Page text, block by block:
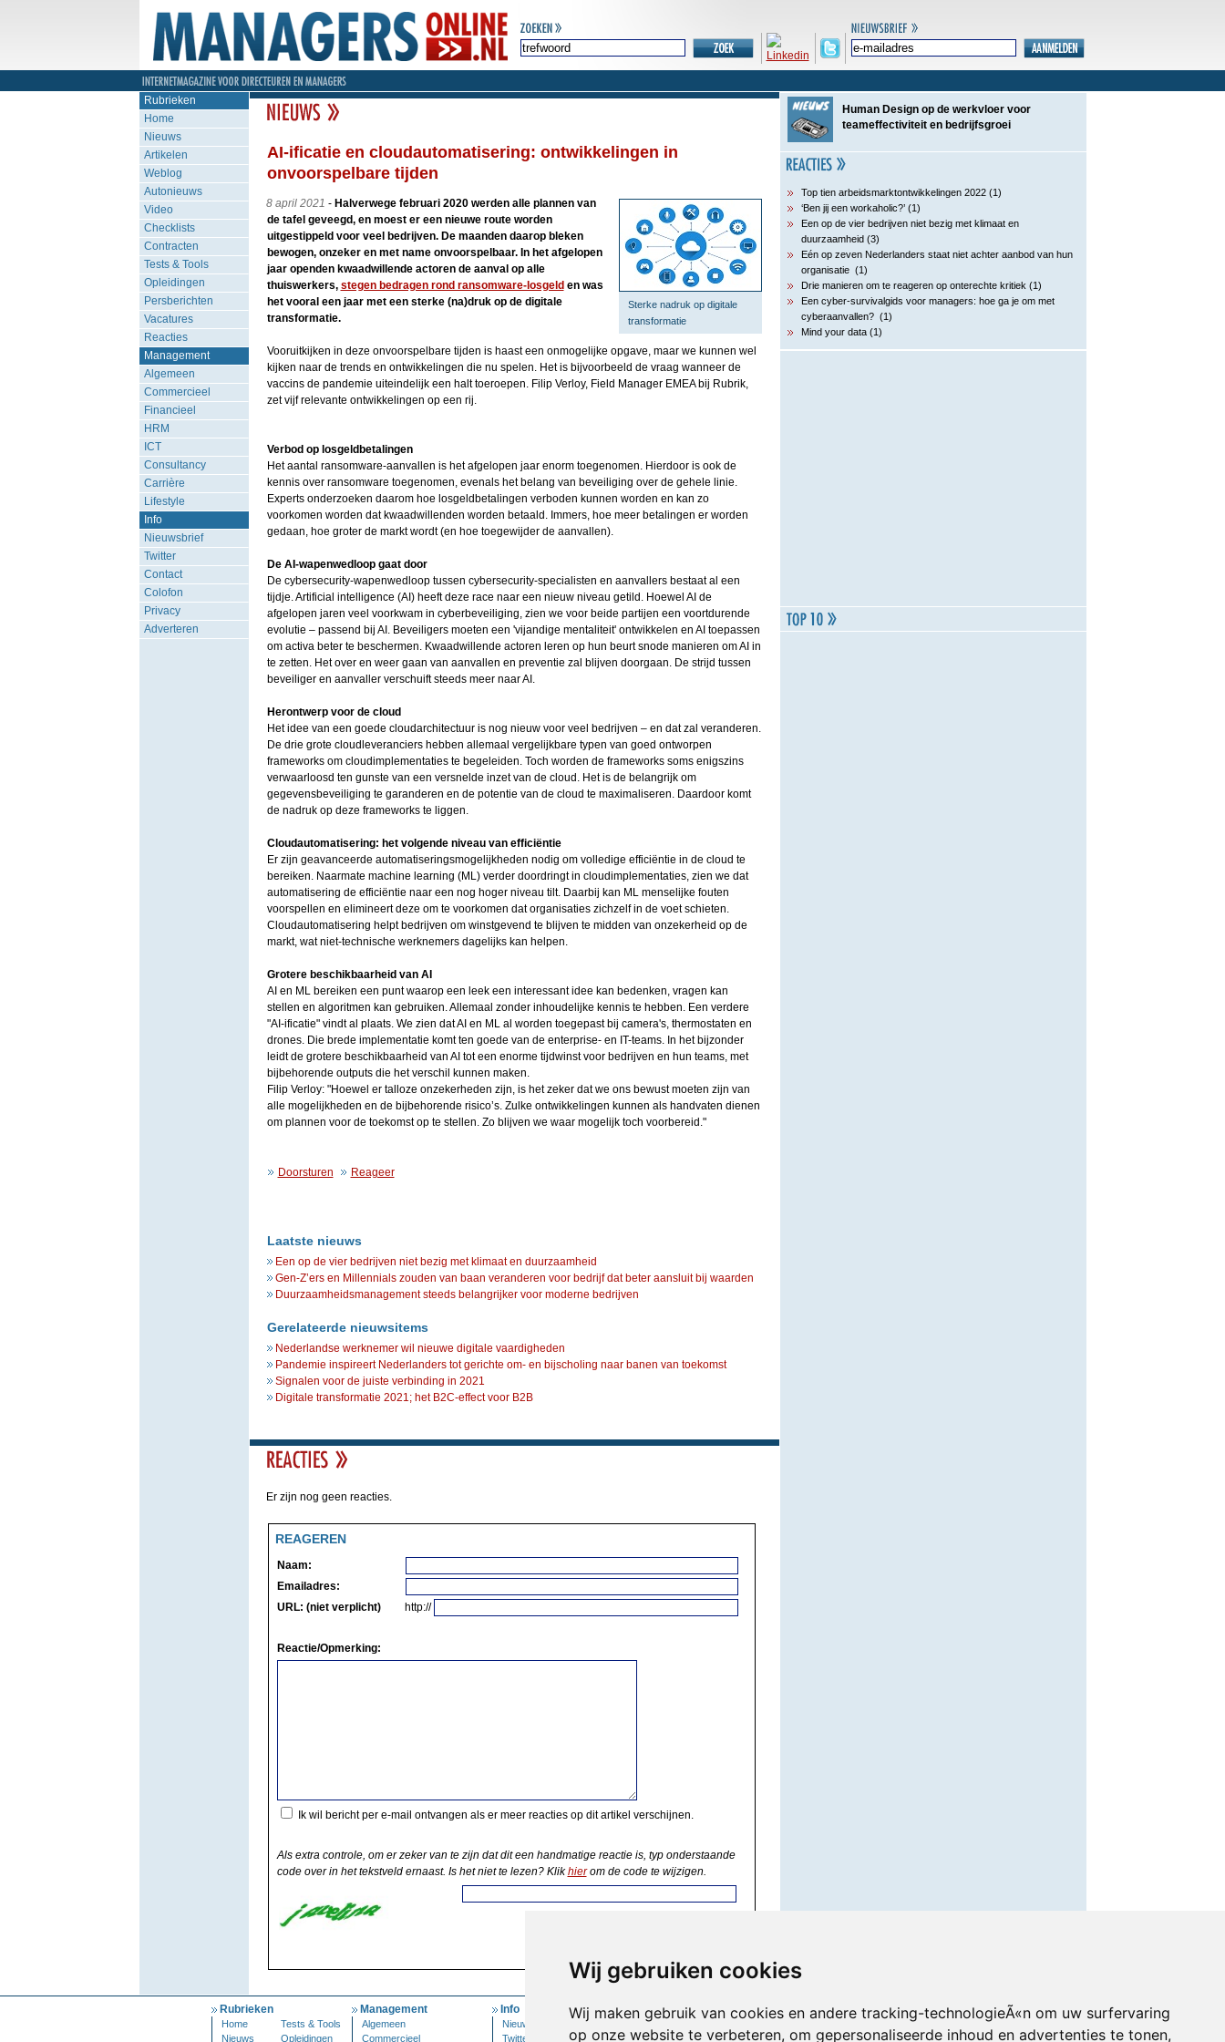
Wij gebruiken cookies
Wij maken gebruik van cookies en andere tracking-technologieÃ«n om uw surfervaring
op onze website te verbeteren, om gepersonaliseerde inhoud en advertenties te tonen,
Rubrieken
Home
Nieuws
Artikelen
Weblog
Autonieuws
Video
Checklists
Contracten
Tests & Tools
Opleidingen
Persberichten
Vacatures
Reacties
Management
Algemeen
Commercieel
Financieel
HRM
ICT
Consultancy
Carrière
Lifestyle
Info
Nieuwsbrief
Twitter
Contact
Colofon
Privacy
Adverteren
AI-ificatie en cloudautomatisering: ontwikkelingen in
onvoorspelbare tijden
Sterke nadruk op digitale
transformatie
8 april 2021 - Halverwege februari 2020 werden alle plannen van
de tafel geveegd, en moest er een nieuwe route worden
uitgestippeld voor veel bedrijven. De maanden daarop bleken
bewogen, onzeker en met name onvoorspelbaar. In het afgelopen
jaar openden kwaadwillende actoren de aanval op alle
thuiswerkers, stegen bedragen rond ransomware-losgeld en was
het vooral een jaar met een sterke (na)druk op de digitale
transformatie.
Vooruitkijken in deze onvoorspelbare tijden is haast een onmogelijke opgave, maar we kunnen wel
kijken naar de trends en ontwikkelingen die nu spelen. Het is bijvoorbeeld de vraag wanneer de
vaccins de pandemie uiteindelijk een halt toeroepen. Filip Verloy, Field Manager EMEA bij Rubrik,
zet vijf relevante ontwikkelingen op een rij.
Verbod op losgeldbetalingen
Het aantal ransomware-aanvallen is het afgelopen jaar enorm toegenomen. Hierdoor is ook de
kennis over ransomware toegenomen, evenals het belang van beveiliging over de gehele linie.
Experts onderzoeken daarom hoe losgeldbetalingen verboden kunnen worden en kan zo
voorkomen worden dat kwaadwillenden worden betaald. Immers, hoe meer betalingen er worden
gedaan, hoe groter de markt wordt (en hoe toegewijder de aanvallen).
De AI-wapenwedloop gaat door
De cybersecurity-wapenwedloop tussen cybersecurity-specialisten en aanvallers bestaat al een
tijdje. Artificial intelligence (AI) heeft deze race naar een nieuw niveau getild. Hoewel AI de
afgelopen jaren veel voorkwam in cyberbeveiliging, zien we voor beide partijen een voortdurende
evolutie – passend bij AI. Beveiligers moeten een 'vijandige mentaliteit' ontwikkelen en AI toepassen
om activa beter te beschermen. Kwaadwillende actoren leren op hun beurt snode manieren om AI in
te zetten. Het over en weer gaan van aanvallen en preventie zal blijven doorgaan. De strijd tussen
beveiliger en aanvaller verschuift steeds meer naar AI.
Herontwerp voor de cloud
Het idee van een goede cloudarchitectuur is nog nieuw voor veel bedrijven – en dat zal veranderen.
De drie grote cloudleveranciers hebben allemaal vergelijkbare typen van goed ontworpen
frameworks om cloudimplementaties te begeleiden. Toch worden de frameworks soms enigszins
verwaarloosd ten gunste van een versnelde inzet van de cloud. Het is de belangrijk om
gegevensbeveiliging te garanderen en de potentie van de cloud te maximaliseren. Daardoor komt
de nadruk op deze frameworks te liggen.
Cloudautomatisering: het volgende niveau van efficiëntie
Er zijn geavanceerde automatiseringsmogelijkheden nodig om volledige efficiëntie in de cloud te
bereiken. Naarmate machine learning (ML) verder doordringt in cloudimplementaties, zien we dat
automatisering de efficiëntie naar een nog hoger niveau tilt. Daarbij kan ML menselijke fouten
voorspellen en elimineert deze om te voorkomen dat organisaties zichzelf in de voet schieten.
Cloudautomatisering helpt bedrijven om winstgevend te blijven te midden van onzekerheid op de
markt, wat niet-technische werknemers dagelijks kan helpen.
Grotere beschikbaarheid van AI
AI en ML bereiken een punt waarop een leek een interessant idee kan bedenken, vragen kan
stellen en algoritmen kan gebruiken. Allemaal zonder inhoudelijke kennis te hebben. Een verdere
"AI-ificatie" vindt al plaats. We zien dat AI en ML al worden toegepast bij camera's, thermostaten en
drones. Die brede implementatie komt ten goede van de enterprise- en IT-teams. In het bijzonder
leidt de grotere beschikbaarheid van AI tot een enorme tijdwinst voor bedrijven en hun teams, met
bijbehorende outputs die het verschil kunnen maken.
Filip Verloy: "Hoewel er talloze onzekerheden zijn, is het zeker dat we ons bewust moeten zijn van
alle mogelijkheden en de bijbehorende risico’s. Zulke ontwikkelingen kunnen als handvaten dienen
om plannen voor de toekomst op te stellen. Zo blijven we waar mogelijk toch voorbereid."
Doorsturen Reageer
Laatste nieuws
Een op de vier bedrijven niet bezig met klimaat en duurzaamheid
Gen-Z’ers en Millennials zouden van baan veranderen voor bedrijf dat beter aansluit bij waarden
Duurzaamheidsmanagement steeds belangrijker voor moderne bedrijven
Gerelateerde nieuwsitems
Nederlandse werknemer wil nieuwe digitale vaardigheden
Pandemie inspireert Nederlanders tot gerichte om- en bijscholing naar banen van toekomst
Signalen voor de juiste verbinding in 2021
Digitale transformatie 2021; het B2C-effect voor B2B
Er zijn nog geen reacties.
REAGEREN
Naam:
Emailadres:
URL: (niet verplicht)
http://
Reactie/Opmerking:
Ik wil bericht per e-mail ontvangen als er meer reacties op dit artikel verschijnen.
Als extra controle, om er zeker van te zijn dat dit een handmatige reactie is, typ onderstaande
code over in het tekstveld ernaast. Is het niet te lezen? Klikhierom de code te wijzigen.
Human Design op de werkvloer voor
teameffectiviteit en bedrijfsgroei
Top tien arbeidsmarktontwikkelingen 2022 (1)
‘Ben jij een workaholic?’ (1)
Een op de vier bedrijven niet bezig met klimaat en
duurzaamheid (3)
Eén op zeven Nederlanders staat niet achter aanbod van hun
organisatie (1)
Drie manieren om te reageren op onterechte kritiek (1)
Een cyber-survivalgids voor managers: hoe ga je om met
cyberaanvallen? (1)
Mind your data (1)
Rubrieken
Home
Tests & Tools
Nieuws
Opleidingen
Management
Algemeen
Commercieel
Info
Nieuwsbrief
Twitter
Mijn Account
Inloggen